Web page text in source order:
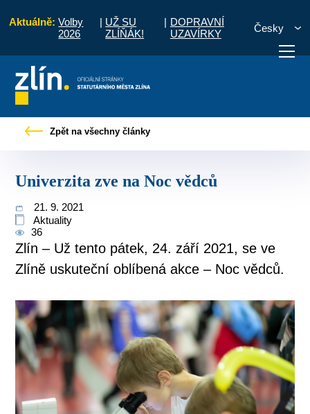
Aktuálně: Volby
2026
| UŽ SU
ZLÍŇÁK!
| DOPRAVNÍ
UZAVÍRKY
Česky
vyřídit Potřebuji zaplatit
Zpět na všechny články
Univerzita zve na Noc vědců
21. 9. 2021
Aktuality
36
Zlín – Už tento pátek, 24. září 2021, se ve
Zlíně uskuteční oblíbená akce – Noc vědců.